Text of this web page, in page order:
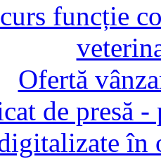
funcție
Ofertă
de presă
în